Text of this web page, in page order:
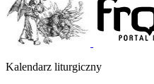
Kalendarz liturgiczny